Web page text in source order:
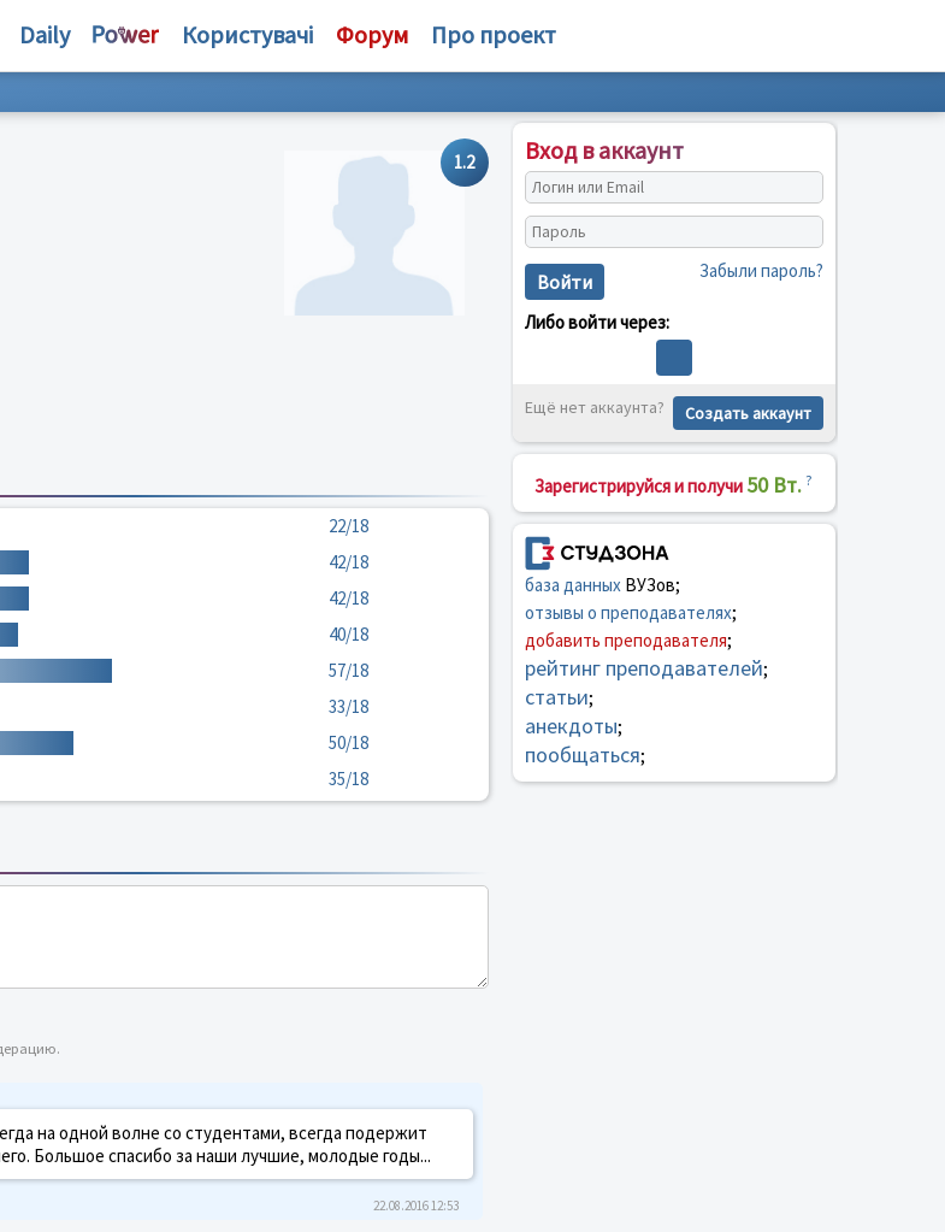
Daily Користувачі Форум Про проект
1.2
22/18
42/18
42/18
40/18
57/18
33/18
50/18
35/18
на одной волне со студентами, всегда подержит
Большое спасибо за наши лучшие, молодые годы...
22.08.2016 12:53
Вход в аккаунт
Войти Забыли пароль?
Либо войти через:
Ещё нет аккаунта? Создать аккаунт
Зарегистрируйся и получи 50 Вт. ?
база данныхВУЗов;
отзывы о преподавателях;
добавить преподавателя;
рейтинг преподавателей;
статьи;
анекдоты;
пообщаться;